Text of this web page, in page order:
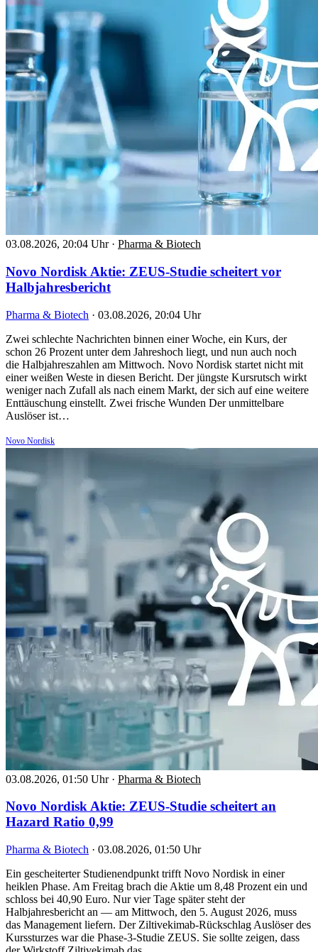
03.08.2026, 20:04 Uhr · Pharma & Biotech
Novo Nordisk Aktie: ZEUS-Studie scheitert vor
Halbjahresbericht
Pharma & Biotech · 03.08.2026, 20:04 Uhr
Zwei schlechte Nachrichten binnen einer Woche, ein Kurs, der
schon 26 Prozent unter dem Jahreshoch liegt, und nun auch noch
die Halbjahreszahlen am Mittwoch. Novo Nordisk startet nicht mit
einer weißen Weste in diesen Bericht. Der jüngste Kursrutsch wirkt
weniger nach Zufall als nach einem Markt, der sich auf eine weitere
Enttäuschung einstellt. Zwei frische Wunden Der unmittelbare
Auslöser ist…
Novo Nordisk
03.08.2026, 01:50 Uhr · Pharma & Biotech
Novo Nordisk Aktie: ZEUS-Studie scheitert an
Hazard Ratio 0,99
Pharma & Biotech · 03.08.2026, 01:50 Uhr
Ein gescheiterter Studienendpunkt trifft Novo Nordisk in einer
heiklen Phase. Am Freitag brach die Aktie um 8,48 Prozent ein und
schloss bei 40,90 Euro. Nur vier Tage später steht der
Halbjahresbericht an — am Mittwoch, den 5. August 2026, muss
das Management liefern. Der Ziltivekimab-Rückschlag Auslöser des
Kurssturzes war die Phase-3-Studie ZEUS. Sie sollte zeigen, dass